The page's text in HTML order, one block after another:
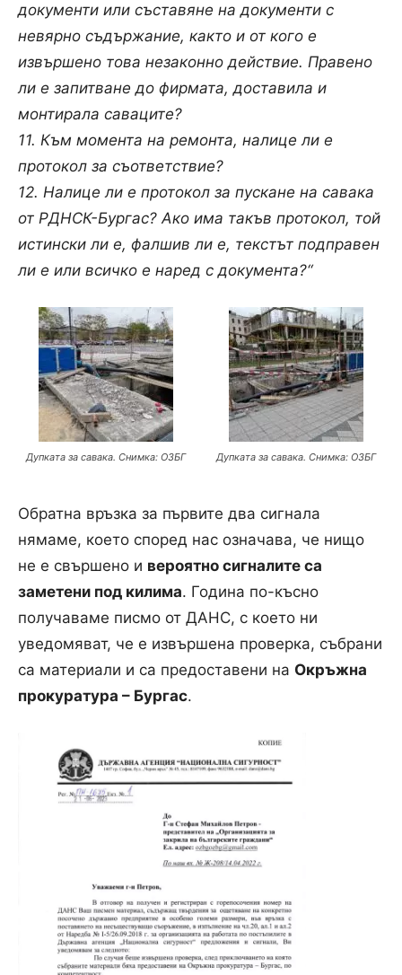
документи или съставяне на документи с
невярно съдържание, както и от кого е
извършено това незаконно действие. Правено
ли е запитване до фирмата, доставила и
монтирала саваците?
11. Към момента на ремонта, налице ли е
протокол за съответствие?
12. Налице ли е протокол за пускане на савака
от РДНСК-Бургас? Ако има такъв протокол, той
истински ли е, фалшив ли е, текстът подправен
ли е или всичко е наред с документа?“
Дупката за савака. Снимка: ОЗБГ Дупката за савака. Снимка: ОЗБГ
Обратна връзка за първите два сигнала
нямаме, което според нас означава, че нищо
не е свършено и вероятно сигналите са
заметени под килима. Година по-късно
получаваме писмо от ДАНС, с което ни
уведомяват, че е извършена проверка, събрани
са материали и са предоставени на Окръжна
прокуратура – Бургас.